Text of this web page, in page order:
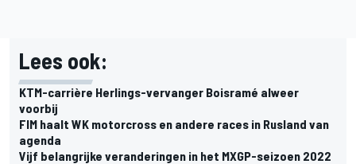
Lees ook:
KTM-carrière Herlings-vervanger Boisramé alweer
voorbij
FIM haalt WK motorcross en andere races in Rusland van
agenda
Vijf belangrijke veranderingen in het MXGP-seizoen 2022